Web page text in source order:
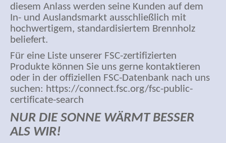
diesem Anlass werden seine Kunden auf dem
In- und Auslandsmarkt ausschließlich mit
hochwertigem, standardisiertem Brennholz
beliefert.
Für eine Liste unserer FSC-zertifizierten
Produkte können Sie uns gerne kontaktieren
oder in der offiziellen FSC-Datenbank nach uns
suchen: https://connect.fsc.org/fsc-public-
certificate-search
NUR DIE SONNE WÄRMT BESSER
ALS WIR!